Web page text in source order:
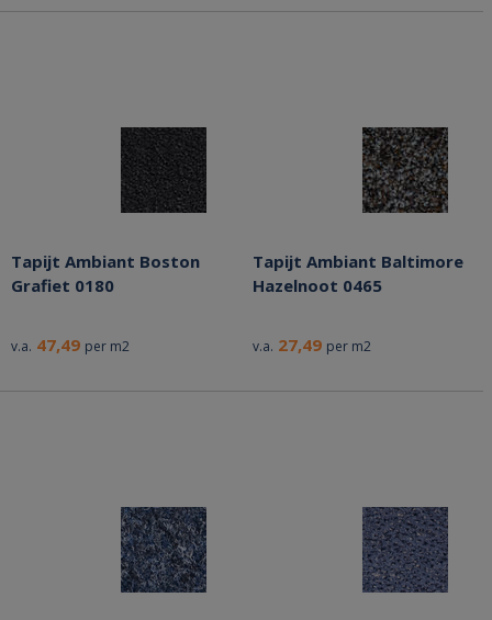
Tapijt Ambiant Boston
Grafiet 0180
v.a. 47,49 per m2
Tapijt Ambiant Baltimore
Hazelnoot 0465
v.a. 27,49 per m2